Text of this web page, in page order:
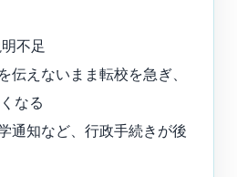
不足
伝えないまま転校を急ぎ、
なる
通知など、行政手続きが後